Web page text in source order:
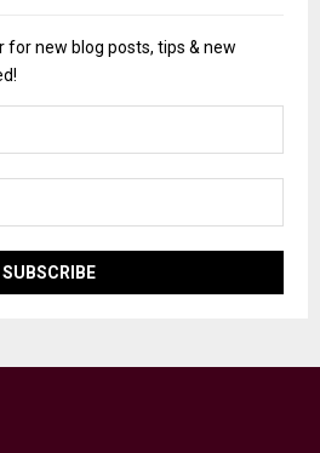
for new blog posts, tips & new